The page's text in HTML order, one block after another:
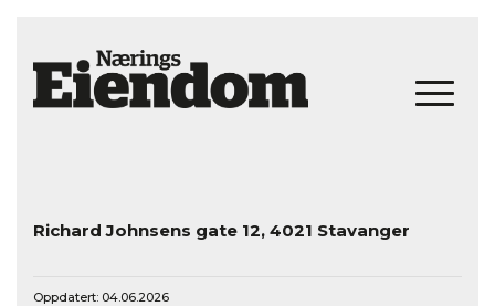
Richard Johnsens gate 12, 4021 Stavanger
Oppdatert: 04.06.2026